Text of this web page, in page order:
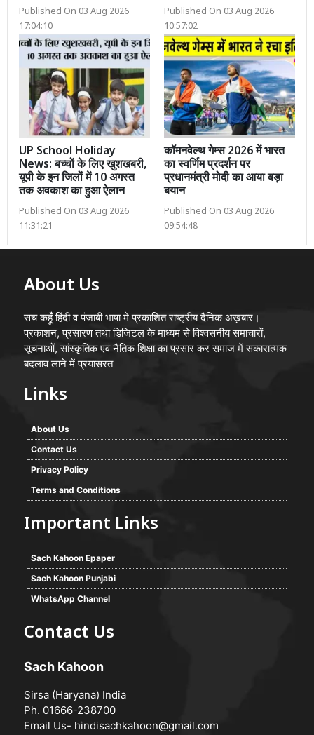
Published On 03 Aug 2026
17:04:10
Published On 03 Aug 2026
10:57:02
UP School Holiday
News: बच्चों के लिए खुशखबरी,
यूपी के इन जिलों में 10 अगस्त
तक अवकाश का हुआ ऐलान
Published On 03 Aug 2026
11:31:21
कॉमनवेल्थ गेम्स 2026 में भारत
का स्वर्णिम प्रदर्शन पर
प्रधानमंत्री मोदी का आया बड़ा
बयान
Published On 03 Aug 2026
09:54:48
About Us
सच कहूँ हिंदी व पंजाबी भाषा मे प्रकाशित राष्ट्रीय दैनिक अख़बार।
प्रकाशन, प्रसारण तथा डिजिटल के माध्यम से विश्वसनीय समाचारों,
सूचनाओं, सांस्कृतिक एवं नैतिक शिक्षा का प्रसार कर समाज में सकारात्मक
बदलाव लाने में प्रयासरत
Links
About Us
Contact Us
Privacy Policy
Terms and Conditions
Important Links
Sach Kahoon Epaper
Sach Kahoon Punjabi
WhatsApp Channel
Contact Us
Sach Kahoon
Sirsa (Haryana) India
Ph. 01666-238700
Email Us- hindisachkahoon@gmail.com